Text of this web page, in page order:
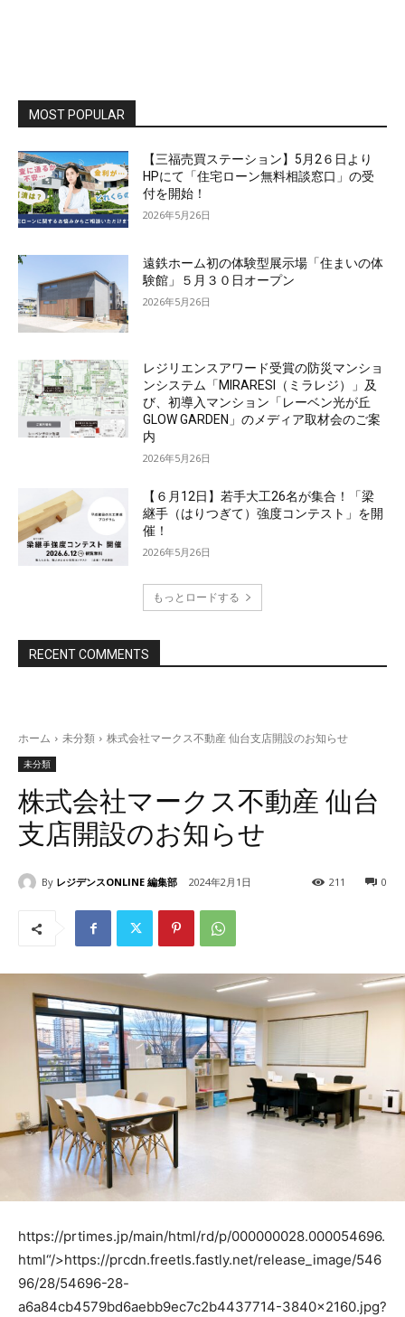
MOST POPULAR
【三福売買ステーション】5月2６日より
HPにて「住宅ローン無料相談窓口」の受
付を開始！
2026年5月26日
遠鉄ホーム初の体験型展示場「住まいの体
験館」５月３０日オープン
2026年5月26日
レジリエンスアワード受賞の防災マンショ
ンシステム「MIRARESI（ミラレジ）」及
び、初導入マンション「レーベン光が丘
GLOW GARDEN」のメディア取材会のご案
内
2026年5月26日
【６月12日】若手大工26名が集合！「梁
継手（はりつぎて）強度コンテスト」を開
催！
2026年5月26日
もっとロードする
RECENT COMMENTS